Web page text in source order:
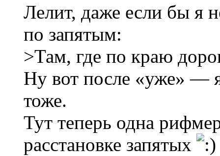
Лелит, даже если бы я
по запятым:
>Там, где по краю
Ну вот после «уже» —
тоже.
Тут теперь одна
расстановке запятых